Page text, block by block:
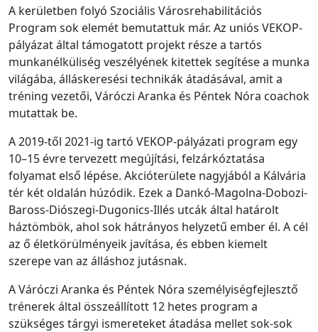
A kerületben folyó Szociális Városrehabilitációs
Program sok elemét bemutattuk már. Az uniós VEKOP-
pályázat által támogatott projekt része a tartós
munkanélküliség veszélyének kitettek segítése a munka
világába, álláskeresési technikák átadásával, amit a
tréning vezetői, Váróczi Aranka és Péntek Nóra coachok
mutattak be.
A 2019-től 2021-ig tartó VEKOP-pályázati program egy
10–15 évre tervezett megújítási, felzárkóztatása
folyamat első lépése. Akcióterülete nagyjából a Kálvária
tér két oldalán húzódik. Ezek a Dankó-Magolna-Dobozi-
Baross-Diószegi-Dugonics-Illés utcák által határolt
háztömbök, ahol sok hátrányos helyzetű ember él. A cél
az ő életkörülményeik javítása, és ebben kiemelt
szerepe van az álláshoz jutásnak.
A Váróczi Aranka és Péntek Nóra személyiségfejlesztő
trénerek által összeállított 12 hetes program a
szükséges tárgyi ismereteket átadása mellet sok-sok